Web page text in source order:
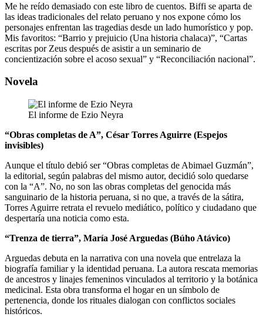
Me he reído demasiado con este libro de cuentos. Biffi se aparta de
las ideas tradicionales del relato peruano y nos expone cómo los
personajes enfrentan las tragedias desde un lado humorístico y pop.
Mis favoritos: “Barrio y prejuicio (Una historia chalaca)”, “Cartas
escritas por Zeus después de asistir a un seminario de
concientización sobre el acoso sexual” y “Reconciliación nacional”.
Novela
El informe de Ezio Neyra
“Obras completas de A”, César Torres Aguirre (Espejos
invisibles)
Aunque el título debió ser “Obras completas de Abimael Guzmán”,
la editorial, según palabras del mismo autor, decidió solo quedarse
con la “A”. No, no son las obras completas del genocida más
sanguinario de la historia peruana, si no que, a través de la sátira,
Torres Aguirre retrata el revuelo mediático, político y ciudadano que
despertaría una noticia como esta.
“Trenza de tierra”, María José Arguedas (Búho Atávico)
Arguedas debuta en la narrativa con una novela que entrelaza la
biografía familiar y la identidad peruana. La autora rescata memorias
de ancestros y linajes femeninos vinculados al territorio y la botánica
medicinal. Esta obra transforma el hogar en un símbolo de
pertenencia, donde los rituales dialogan con conflictos sociales
históricos.